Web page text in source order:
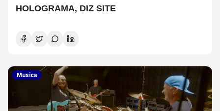
HOLOGRAMA, DIZ SITE
Musica